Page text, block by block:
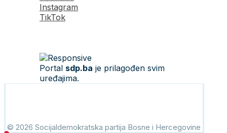
Instagram
TikTok
Portal sdp.ba je prilagođen svim
uređajima.
© 2026 Socijaldemokratska partija Bosne i Hercegovine